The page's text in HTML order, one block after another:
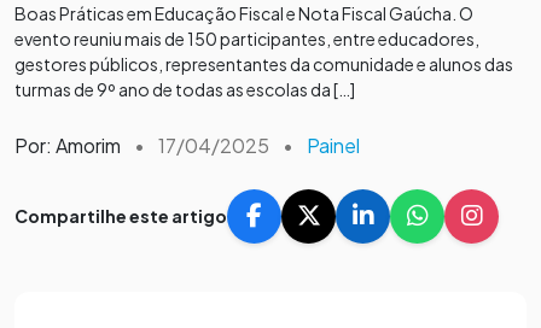
Boas Práticas em Educação Fiscal e Nota Fiscal Gaúcha. O
evento reuniu mais de 150 participantes, entre educadores,
gestores públicos, representantes da comunidade e alunos das
turmas de 9º ano de todas as escolas da […]
Por: Amorim • 17/04/2025 • Painel
Compartilhe este artigo